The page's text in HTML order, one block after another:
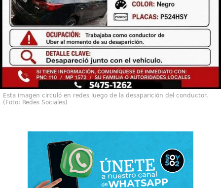
Esta imagen circuló en redes luego de la desaparición del conductor.
(Foto: Redes Sociales)